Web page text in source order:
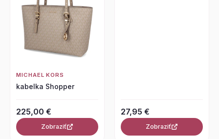
MICHAEL KORS
kabelka Shopper
225,00 €
Zobraziť
27,95 €
Zobraziť